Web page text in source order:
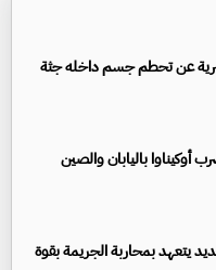
عن تحطم جسم داخله جثة
أوكيناوا باليابان والصين
يتعهد بمحاربة الجريمة بقوة